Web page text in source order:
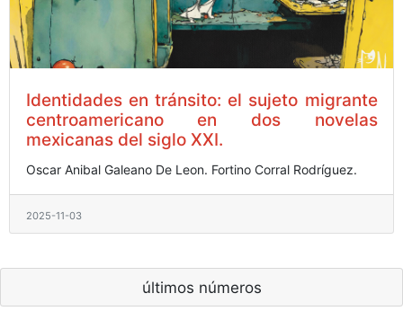
Identidades en tránsito: el sujeto migrante
centroamericano en dos novelas
mexicanas del siglo XXI.
Oscar Anibal Galeano De Leon. Fortino Corral Rodríguez.
2025-11-03
últimos números